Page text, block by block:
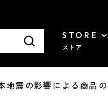
STORE
ストア
震の影響による商品の